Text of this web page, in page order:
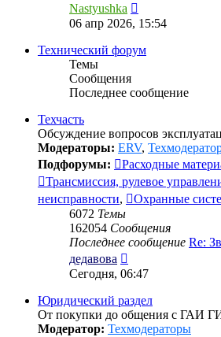
Nastyushka
к
сообщению
06 апр 2026, 15:54
Технический форум
Темы
Сообщения
Последнее сообщение
Техчасть
Обсуждение вопросов
Модераторы: ERV,
Подфорумы:
Расходные
Трансмиссия, рулевое
неисправности, Охранные
6072 Темы
162054 Сообщения
Последнее сообщение Re:
дедавова
к
сообщению
Сегодня, 06:47
Юридический раздел
От покупки до общения с ГАИ
Модератор: Техмодераторы